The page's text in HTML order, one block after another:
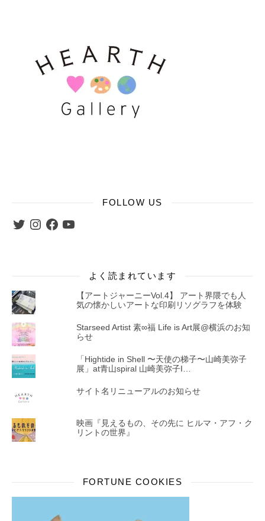
FOLLOW US
TwitterInstagram
FacebookYouTube
よく読まれています
【アートジャーニーVol.4】 アート界隈でも人
気の懐かしいアートな印刷リソグラフを体験
Starseed Artist 素∞福 Life is Art展@横浜のお知
らせ
「Hightide in Shell 〜天使の梯子〜山崎美弥子
展」at青山spiral 山崎美弥子I…
サイト名リニューアルのお知らせ
映画『見えるもの、その先に ヒルマ・アフ・ク
リントの世界』
FORTUNE COOKIES